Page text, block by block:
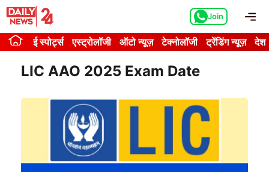
Skip
content
Join
ई स्पोर्ट्स एस्ट्रोलॉजी ऑटो न्यूज़ टेक्नोलॉजी ट्रेंडिंग न्यूज़ देश
LIC AAO 2025 Exam Date